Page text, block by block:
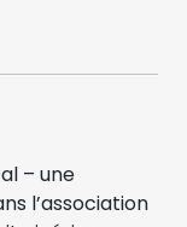
– une
l’association